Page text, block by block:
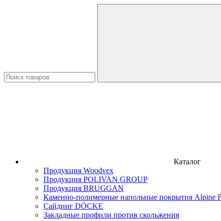
Каталог
Продукция Woodvex
Продукция POLIVAN GROUP
Продукция BRUGGAN
Каменно-полимерные напольные покрытия Alpine
Сайдинг DÖCKE
Закладные профили против скольжения